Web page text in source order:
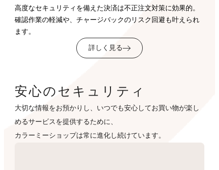
高度なセキュリティを備えた決済は不正注文対策に効果的。
確認作業の軽減や、チャージバックのリスク回避も叶えられ
ます。
詳しく見る
安心のセキュリティ
大切な情報をお預かりし、いつでも安心してお買い物が楽し
めるサービスを提供するために、
カラーミーショップは常に進化し続けています。